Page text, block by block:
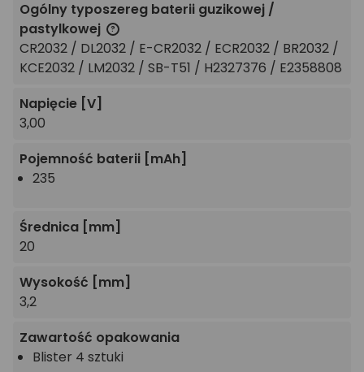
Ogólny typoszereg baterii guzikowej /
pastylkowej
CR2032 / DL2032 / E-CR2032 / ECR2032 / BR2032 /
KCE2032 / LM2032 / SB-T51 / H2327376 / E2358808
Napięcie [V]
3,00
Pojemność baterii [mAh]
235
Średnica [mm]
20
Wysokość [mm]
3,2
Zawartość opakowania
Blister 4 sztuki